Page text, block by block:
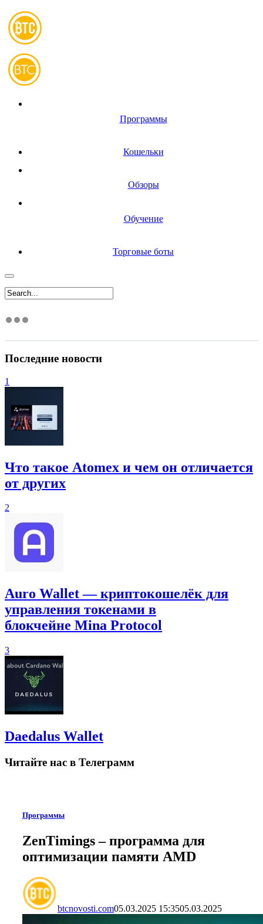
Программы
Кошельки
Обзоры
Обучение
Торговые боты
Последние новости
1
Что такое Atomex и чем он отличается
от других
2
Auro Wallet — криптокошелёк для
управления токенами в
блокчейне Mina Protocol
3
Daedalus Wallet
Читайте нас в Телеграмм
Программы
ZenTimings – программа для
оптимизации памяти AMD
btcnovosti.com05.03.2025 15:3505.03.2025